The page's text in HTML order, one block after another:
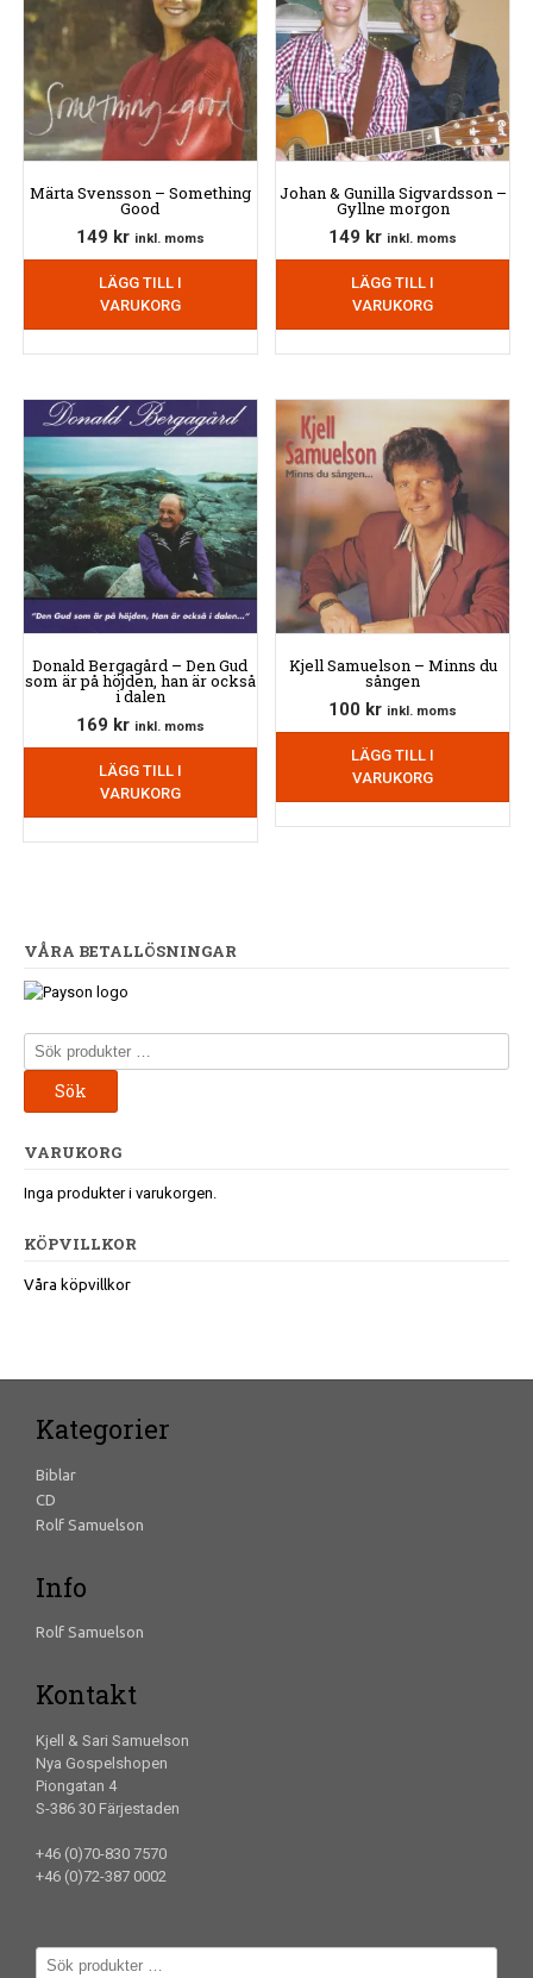
Märta Svensson – Something
Good
149 kr inkl. moms
LÄGG TILL I
VARUKORG
Johan & Gunilla Sigvardsson –
Gyllne morgon
149 kr inkl. moms
LÄGG TILL I
VARUKORG
Donald Bergagård – Den Gud
som är på höjden, han är också
i dalen
169 kr inkl. moms
LÄGG TILL I
VARUKORG
Kjell Samuelson – Minns du
sången
100 kr inkl. moms
LÄGG TILL I
VARUKORG
VÅRA BETALLÖSNINGAR
Sök
efter:
Sök
VARUKORG
Inga produkter i varukorgen.
KÖPVILLKOR
Våra köpvillkor
Kategorier
Biblar
CD
Rolf Samuelson
Info
Rolf Samuelson
Kontakt
Kjell & Sari Samuelson
Nya Gospelshopen
Piongatan 4
S-386 30 Färjestaden
+46 (0)70-830 7570
+46 (0)72-387 0002
Sök